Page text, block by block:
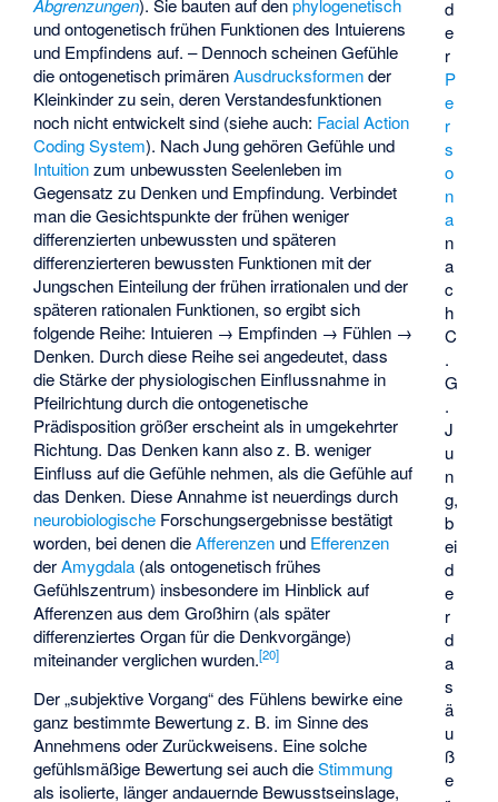
d
e
r
P
e
r
s
o
n
a
n
a
c
h
C
.
G
.
J
u
n
g,
b
ei
d
e
r
d
a
s
ä
u
ß
e
Abgrenzungen). Sie bauten auf denphylogenetisch
und ontogenetisch frühen Funktionen des Intuierens
und Empfindens auf. – Dennoch scheinen Gefühle
die ontogenetisch primärenAusdrucksformender
Kleinkinder zu sein, deren Verstandesfunktionen
noch nicht entwickelt sind (siehe auch: Facial Action
Coding System). Nach Jung gehören Gefühle und
Intuitionzum unbewussten Seelenleben im
Gegensatz zu Denken und Empfindung. Verbindet
man die Gesichtspunkte der frühen weniger
differenzierten unbewussten und späteren
differenzierteren bewussten Funktionen mit der
Jungschen Einteilung der frühen irrationalen und der
späteren rationalen Funktionen, so ergibt sich
folgende Reihe: Intuieren → Empfinden → Fühlen →
Denken. Durch diese Reihe sei angedeutet, dass
die Stärke der physiologischen Einflussnahme in
Pfeilrichtung durch die ontogenetische
Prädisposition größer erscheint als in umgekehrter
Richtung. Das Denken kann also z. B. weniger
Einfluss auf die Gefühle nehmen, als die Gefühle auf
das Denken. Diese Annahme ist neuerdings durch
neurobiologische Forschungsergebnisse bestätigt
worden, bei denen dieAfferenzen und Efferenzen
derAmygdala (als ontogenetisch frühes
Gefühlszentrum) insbesondere im Hinblick auf
Afferenzen aus dem Großhirn (als später
differenziertes Organ für die Denkvorgänge)
miteinander verglichen wurden.[20]
Der „subjektive Vorgang“ des Fühlens bewirke eine
ganz bestimmte Bewertung z. B. im Sinne des
Annehmens oder Zurückweisens. Eine solche
gefühlsmäßige Bewertung sei auch dieStimmung
als isolierte, länger andauernde Bewusstseinslage,